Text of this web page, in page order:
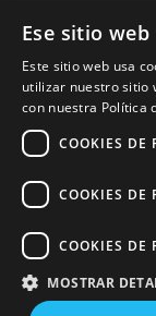
Универсальные
определять
использования
времена
предлагаемого
входа, от базовых
членства с
Домашние
применение
домохозяйств.
конфигурации для
сохранность и
Ese sitio
Este sitio web usa
utilizar nuestro sitio
con nuestra Política
COOKIES DE
COOKIES DE
COOKIES DE
MOSTRAR